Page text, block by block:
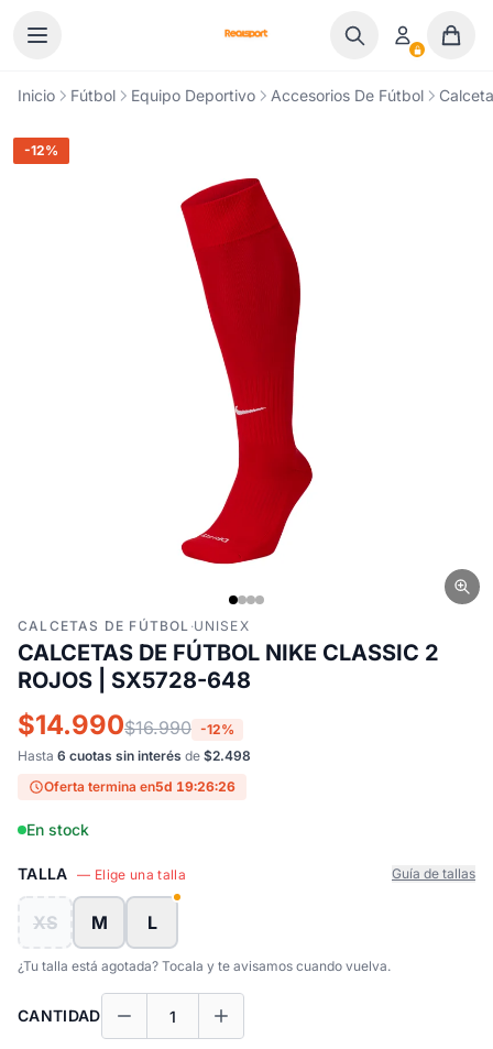
Inicio Fútbol Equipo Deportivo Accesorios De Fútbol
-12%
CALCETAS DE FÚTBOL ·UNISEX
CALCETAS DE FÚTBOL NIKE CLASSIC 2
ROJOS | SX5728-648
$14.990$16.990 -12%
Hasta 6 cuotas sin interés de $2.498
Oferta termina en5d 19:26:25
En stock
TALLA — Elige una talla Guía de tallas
XS M L
¿Tu talla está agotada? Tocala y te avisamos cuando vuelva.
CANTIDAD